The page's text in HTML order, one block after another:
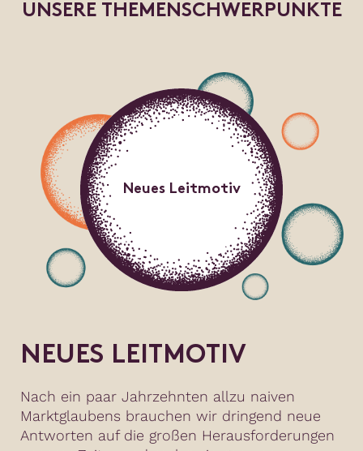
UNSERE THEMENSCHWERPUNKTE
Neues Leitmotiv
NEUES LEITMOTIV
Nach ein paar Jahrzehnten allzu naiven
Marktglaubens brauchen wir dringend neue
Antworten auf die großen Herausforderungen